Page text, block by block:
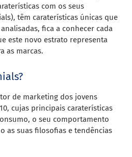
com os seus
têm caraterísticas únicas que
fica a conhecer cada
este novo estrato representa
as marcas.
de marketing dos jovens
cujas principais caraterísticas
o seu comportamento
as suas filosofias e tendências